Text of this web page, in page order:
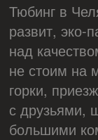
Тюбинг в
развит, эко-
над
не стоим на
горки,
с друзьями,
большими